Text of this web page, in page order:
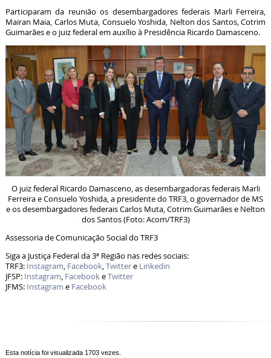
Participaram da reunião os desembargadores federais Marli Ferreira,
Mairan Maia, Carlos Muta, Consuelo Yoshida, Nelton dos Santos, Cotrim
Guimarães e o juiz federal em auxílio à Presidência Ricardo Damasceno.
O juiz federal Ricardo Damasceno, as desembargadoras federais Marli
Ferreira e Consuelo Yoshida, a presidente do TRF3, o governador de MS
e os desembargadores federais Carlos Muta, Cotrim Guimarães e Nelton
dos Santos (Foto: Acom/TRF3)
Assessoria de Comunicação Social do TRF3
Siga a Justiça Federal da 3ª Região nas redes sociais:
TRF3: Instagram, Facebook,Twittere Linkedin
JFSP: Instagram, FacebookeTwitter
JFMS: Instagram e Facebook
Esta notícia foi visualizada 1703 vezes.